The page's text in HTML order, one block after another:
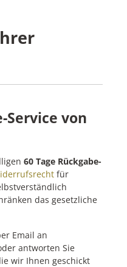
Service von
60 Tage Rückgabe-
für
das gesetzliche
Email an
antworten Sie
wir Ihnen geschickt